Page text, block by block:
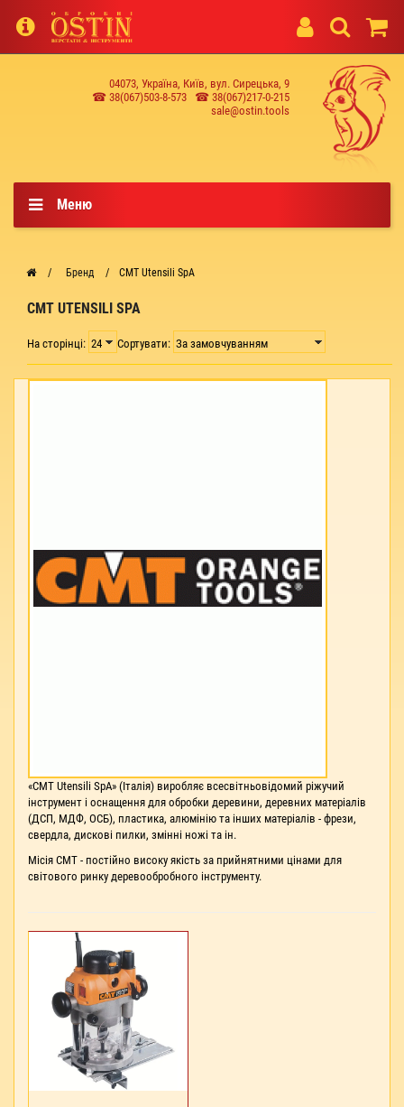
04073, Україна, Київ, вул. Сирецька, 9
☎ 38(067)503-8-573
☎ 38(067)217-0-215
sale@ostin.tools
Меню
Бренд CMT Utensili SpA
CMT UTENSILI SPA
На сторінці: Сортувати:
«CMT Utensili SpA» (Італія) виробляє всесвітньовідомий ріжучий
інструмент і оснащення для обробки деревини, деревних матеріалів
(ДСП, МДФ, ОСБ), пластика, алюмінію та інших матеріалів - фрези,
свердла, дискові пилки, змінні ножі та ін.
Місія СМТ - постійно високу якість за прийнятними цінами для
світового ринку деревообробного інструменту.